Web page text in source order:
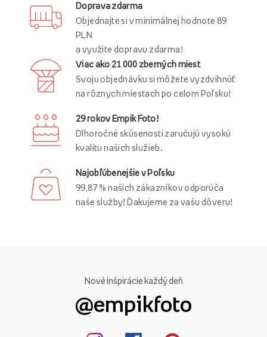
Doprava zdarma
Objednajte si v minimálnej hodnote 89
PLN
a využite dopravu zdarma!
Viac ako 21 000 zberných miest
Svoju objednávku si môžete vyzdvihnúť
na rôznych miestach po celom Poľsku!
29 rokov Empik Foto!
Dlhoročné skúsenosti zaručujú vysokú
kvalitu našich služieb.
Najobľúbenejšie v Poľsku
99,87 % našich zákazníkov odporúča
naše služby! Ďakujeme za vašu dôveru!
Nové inšpirácie každý deň
@empikfoto